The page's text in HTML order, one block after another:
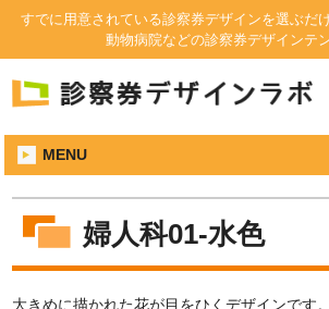
すでに用意されている診察券デザインを選ぶだ
動物病院などの診察券デザインテ
MENU
婦人科01-水色
大きめに描かれた花が目をひくデザインです